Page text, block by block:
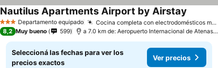
3 EstrellasDepartamento equipado Cocina completa con electrodomésticos modernos
Nautilus Apartments Airport by Airstay
8,2 Muy bueno 599 a 7.0 km de: Aeropuerto Internacional de Atenas - Eleftherios Venizelos
Seleccioná las fechas para ver los
precios exactos
Ver precios